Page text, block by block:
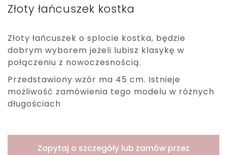
Złoty łańcuszek kostka
Złoty łańcuszek o splocie kostka, będzie
dobrym wyborem jeżeli lubisz klasykę w
połączeniu z nowoczesnością.
Przedstawiony wzór ma 45 cm. Istnieje
możliwość zamówienia tego modelu w różnych
długościach
Zapytaj o szczegóły lub zamów przez